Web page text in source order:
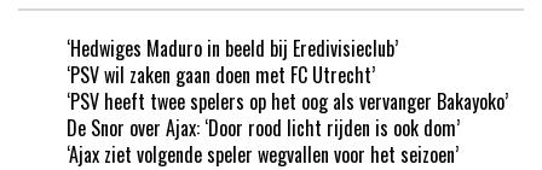
‘Hedwiges Maduro in beeld bij Eredivisieclub’
‘PSV wil zaken gaan doen met FC Utrecht’
‘PSV heeft twee spelers op het oog als vervanger Bakayoko’
De Snor over Ajax: ‘Door rood licht rijden is ook dom’
‘Ajax ziet volgende speler wegvallen voor het seizoen’